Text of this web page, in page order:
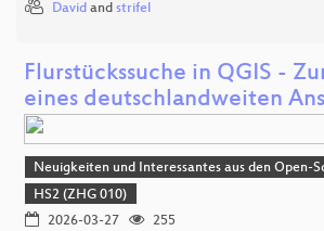
David and strifel
Flurstückssuche in QGIS -
eines deutschlandweiten
Neuigkeiten und Interessantes aus den Open-
HS2 (ZHG 010)
2026-03-27
255